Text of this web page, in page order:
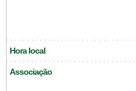
Hora local
Associação